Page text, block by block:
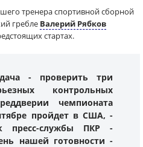
тренера спортивной сборной
гребле Валерий Рябков
стартах.
- проверить три
контрольных
чемпионата
пройдет в США, -
пресс-службы ПКР -
нашей готовности -